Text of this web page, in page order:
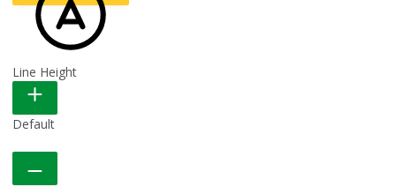
READABLE FONT
Line Height
Default